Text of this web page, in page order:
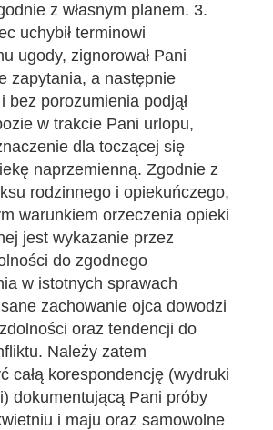
z własnym planem. 3.
uchybił terminowi
ugody, zignorował Pani
zapytania, a następnie
bez porozumienia podjął
w trakcie Pani urlopu,
dla toczącej się
naprzemienną. Zgodnie z
rodzinnego i opiekuńczego,
warunkiem orzeczenia opieki
jest wykazanie przez
do zgodnego
w istotnych sprawach
zachowanie ojca dowodzi
oraz tendencji do
Należy zatem
całą korespondencję (wydruki
dokumentującą Pani próby
i maju oraz samowolne